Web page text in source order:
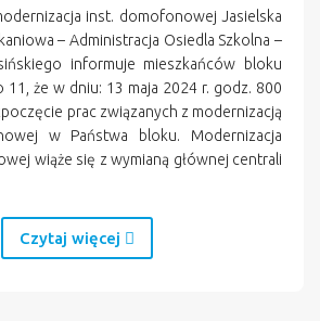
inst. domofonowej Jasielska
– Administracja Osiedla Szkolna –
informuje mieszkańców bloku
11, że w dniu: 13 maja 2024 r. godz. 800
prac związanych z modernizacją
w Państwa bloku. Modernizacja
wiąże się z wymianą głównej centrali
Czytaj więcej